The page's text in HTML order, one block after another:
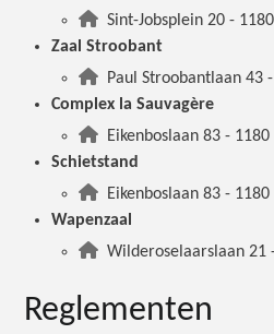
Sint-Jobsplein 20 - 1180
Zaal Stroobant
Paul Stroobantlaan 43
Complex la Sauvagère
Eikenboslaan 83 - 1180
Schietstand
Eikenboslaan 83 - 1180
Wapenzaal
Wilderoselaarslaan 21
Reglementen